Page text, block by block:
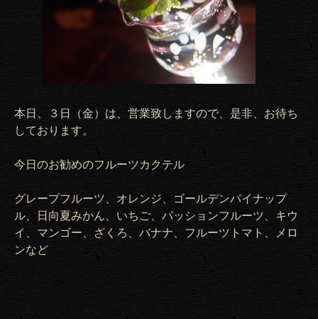
本日、３日（金）は、営業致しますので、是非、お待ち
しております。
今日のお勧めのフルーツカクテル
グレープフルーツ、オレンジ、ゴールデンパイナップ
ル、日向夏みかん、いちご、パッションフルーツ、キウ
イ、マンゴー、ざくろ、バナナ、フルーツトマト、メロ
ンなど